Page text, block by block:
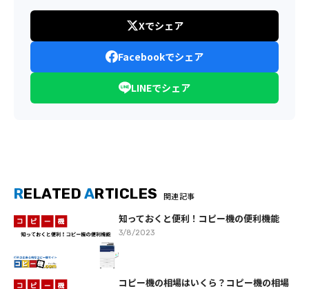
Xでシェア
Facebookでシェア
LINEでシェア
RELATED ARTICLES 関連記事
知っておくと便利！コピー機の便利機能
3/8/2023
コピー機の相場はいくら？コピー機の相場